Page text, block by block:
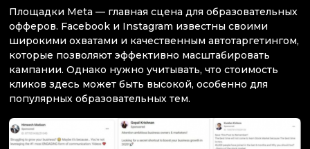
Площадки Meta — главная сцена для образовательных
офферов. Facebook и Instagram известны своими
широкими охватами и качественным автотаргетингом,
которые позволяют эффективно масштабировать
кампании. Однако нужно учитывать, что стоимость
кликов здесь может быть высокой, особенно для
популярных образовательных тем.